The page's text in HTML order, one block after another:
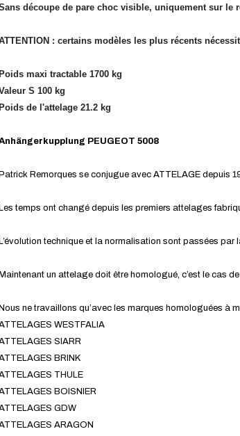
découpe de pare choc visible, uniquement sur le
: certains modèles les plus récents
Poids maxi tractable 1700 kg
S 100 kg
Poids de l'attelage 21.2 kg
PEUGEOT 5008
Patrick Remorques se conjugue avec ATTELAGE depuis
Les temps ont changé depuis les premiers attelages
L’évolution technique et la normalisation sont passées par
Maintenant un attelage doit être homologué, c’est le cas
Nous ne travaillons qu’avec les marques homologuées à
WESTFALIA
SIARR
BRINK
THULE
BOISNIER
GDW
ARAGON